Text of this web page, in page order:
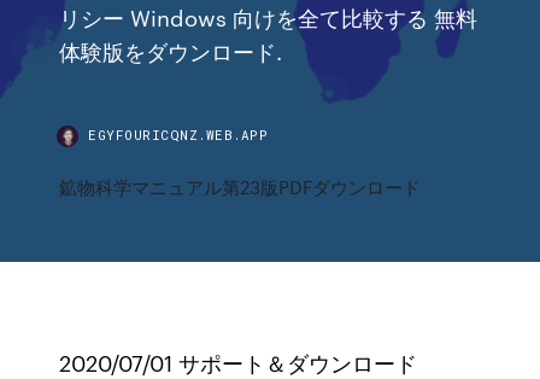
リシー Windows 向けを全て比較する 無料
体験版をダウンロード.
EGYFOURICQNZ.WEB.APP
鉱物科学マニュアル第23版PDFダウンロード
2020/07/01 サポート＆ダウンロード